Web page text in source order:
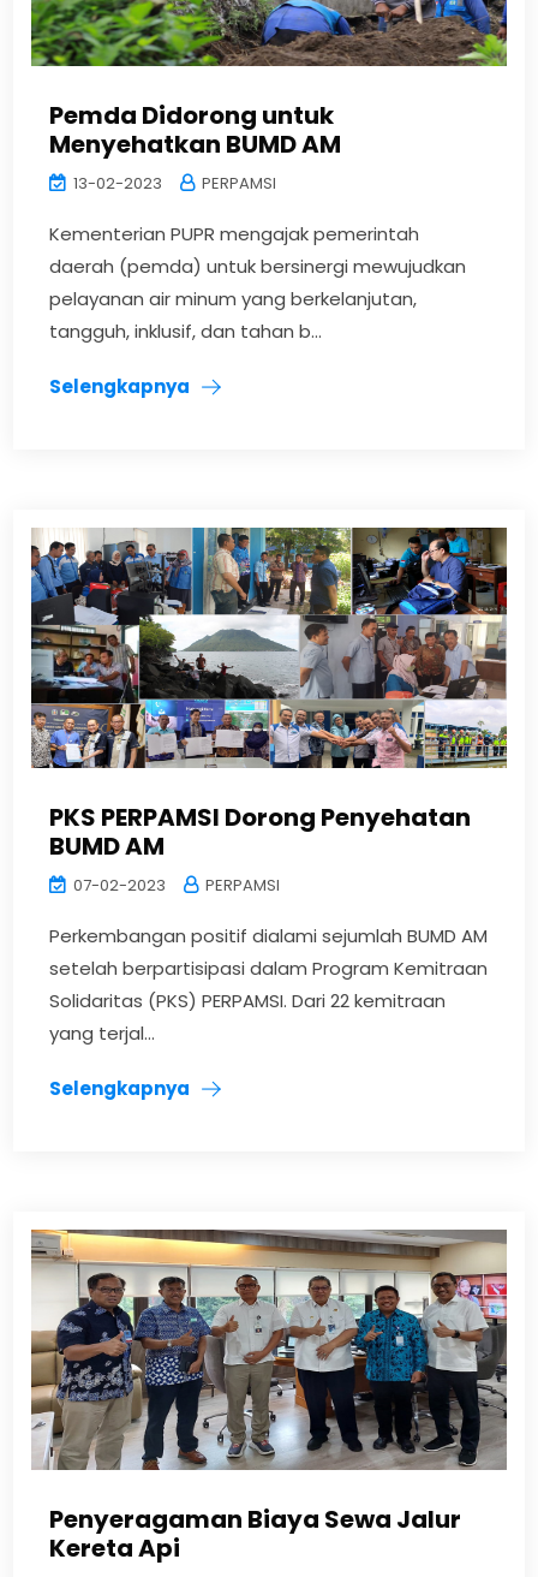
Pemda Didorong untuk
Menyehatkan BUMD AM
13-02-2023 PERPAMSI
Kementerian PUPR mengajak pemerintah
daerah (pemda) untuk bersinergi mewujudkan
pelayanan air minum yang berkelanjutan,
tangguh, inklusif, dan tahan b...
Selengkapnya
PKS PERPAMSI Dorong Penyehatan
BUMD AM
07-02-2023 PERPAMSI
Perkembangan positif dialami sejumlah BUMD AM
setelah berpartisipasi dalam Program Kemitraan
Solidaritas (PKS) PERPAMSI. Dari 22 kemitraan
yang terjal...
Selengkapnya
Penyeragaman Biaya Sewa Jalur
Kereta Api